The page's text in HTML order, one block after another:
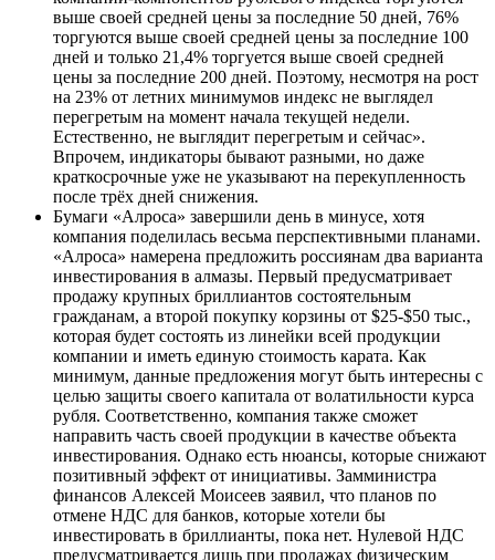
выше своей средней цены за последние 50 дней, 76%
торгуются выше своей средней цены за последние 100
дней и только 21,4% торгуется выше своей средней
цены за последние 200 дней. Поэтому, несмотря на рост
на 23% от летних минимумов индекс не выглядел
перегретым на момент начала текущей недели.
Естественно, не выглядит перегретым и сейчас».
Впрочем, индикаторы бывают разными, но даже
краткосрочные уже не указывают на перекупленность
после трёх дней снижения.
Бумаги «Алроса» завершили день в минусе, хотя
компания поделилась весьма перспективными планами.
«Алроса» намерена предложить россиянам два варианта
инвестирования в алмазы. Первый предусматривает
продажу крупных бриллиантов состоятельным
гражданам, а второй покупку корзины от $25-$50 тыс.,
которая будет состоять из линейки всей продукции
компании и иметь единую стоимость карата. Как
минимум, данные предложения могут быть интересны с
целью защиты своего капитала от волатильности курса
рубля. Соответственно, компания также сможет
направить часть своей продукции в качестве объекта
инвестирования. Однако есть нюансы, которые снижают
позитивный эффект от инициативы. Замминистра
финансов Алексей Моисеев заявил, что планов по
отмене НДС для банков, которые хотели бы
инвестировать в бриллианты, пока нет. Нулевой НДС
предусматривается лишь при продажах физическим